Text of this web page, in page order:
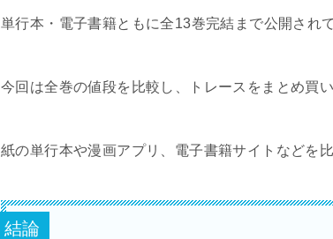
単行本・電子書籍ともに全13巻完結まで公開され
今回は全巻の値段を比較し、トレースをまとめ買
紙の単行本や漫画アプリ、電子書籍サイトなどを
結論